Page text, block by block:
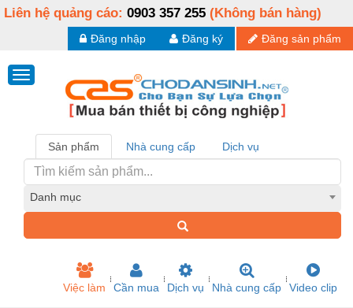
Liên hệ quảng cáo: 0903 357 255 (Không bán hàng)
Đăng sản phẩm
Đăng ký
Đăng nhập
Sản phẩm Nhà cung cấp Dịch vụ
Danh mục
Việc làm Cần mua Dịch vụ Nhà cung cấp Video clip